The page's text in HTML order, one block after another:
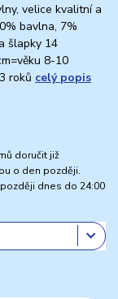
velice kvalitní a
bavlna, 7%
šlapky 14
8-10
roků celý popis
doručit již
o den později.
dnes do 24:00